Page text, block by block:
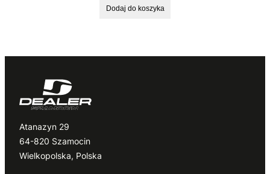
Dodaj do koszyka
Atanazyn 29
64-820 Szamocin
Wielkopolska, Polska